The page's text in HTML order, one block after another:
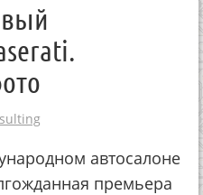
автосалоне
премьера